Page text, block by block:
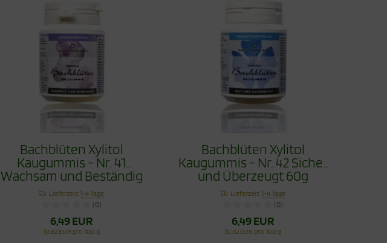
Bachblüten Xylitol
Kaugummis - Nr. 41
Wachsam und Beständig
60g
Lieferzeit:1-4 Tage
(0)
6,49 EUR
10,82 EUR pro 100 g
Bachblüten Xylitol
Kaugummis - Nr. 42 Sicher
und Überzeugt 60g
Lieferzeit:1-4 Tage
(0)
6,49 EUR
10,82 EUR pro 100 g